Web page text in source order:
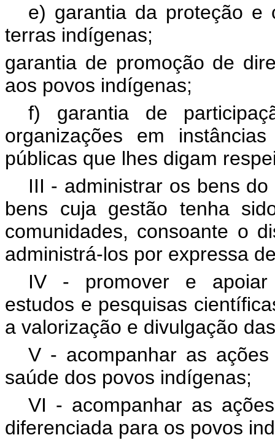
e) garantia da proteção e
terras indígenas;
garantia de promoção de
aos povos indígenas;
f) garantia de
organizações em
públicas que lhes digam
III - administrar os bens
bens cuja gestão tenha
comunidades, consoante o
administrá-los por expressa
IV - promover e apoiar
estudos e pesquisas
a valorização e divulgação
V - acompanhar as
saúde dos povos indígenas;
VI - acompanhar as
diferenciada para os povos